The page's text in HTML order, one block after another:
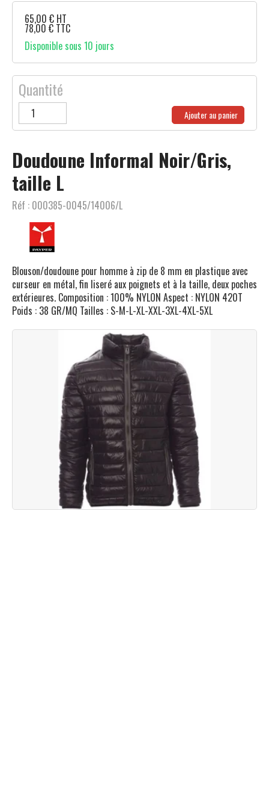
Doudoune Informal Noir/Gris,
taille L
Réf : 000385-0045/14006/L
Blouson/doudoune pour homme à zip de 8 mm en plastique avec
curseur en métal, fin liseré aux poignets et à la taille, deux poches
extérieures. Composition : 100% NYLON Aspect : NYLON 420T
Poids : 38 GR/MQ Tailles : S-M-L-XL-XXL-3XL-4XL-5XL
65,00 € HT
78,00 € TTC
Disponible sous 10 jours
Quantité
Ajouter au panier